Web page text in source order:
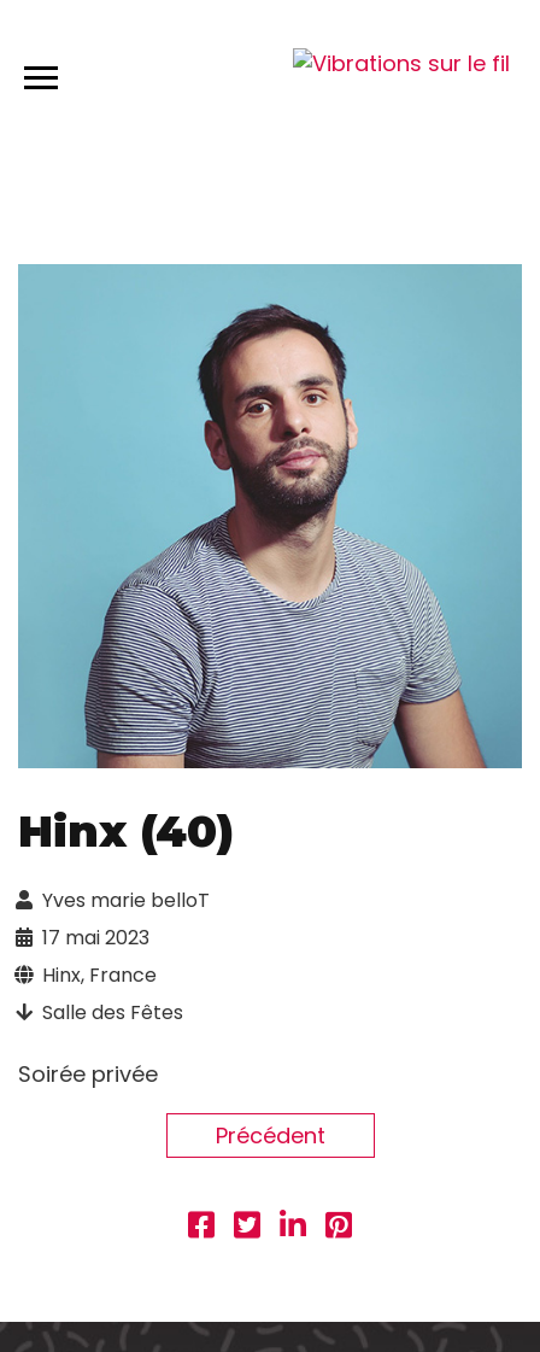
Hinx (40)
Yves marie belloT
17 mai 2023
Hinx, France
Salle des Fêtes
Soirée privée
Précédent